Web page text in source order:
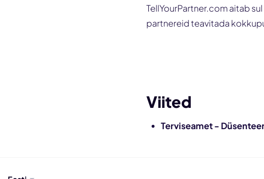
TellYourPartner.com aitab
partnereid teavitada
Viited
Terviseamet -